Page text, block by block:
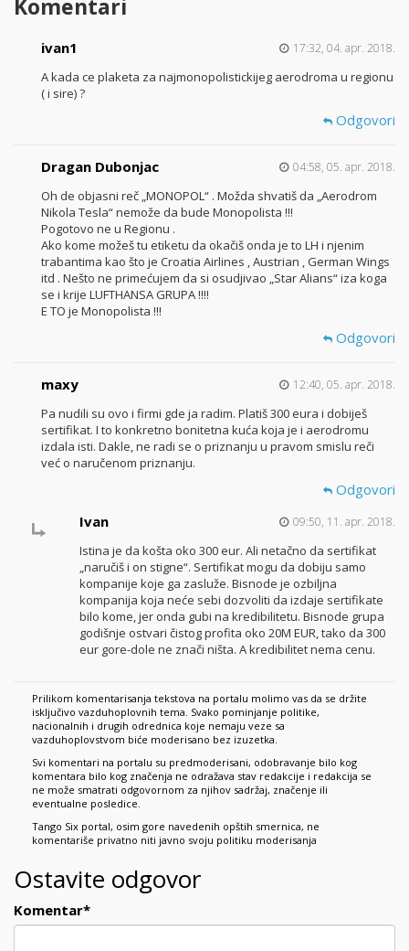
Komentari
ivan1 17:32, 04. apr. 2018.
A kada ce plaketa za najmonopolistickijeg aerodroma u regionu
( i sire) ?
Odgovori
Dragan Dubonjac 04:58, 05. apr. 2018.
Oh de objasni reč „MONOPOL“ . Možda shvatiš da „Aerodrom
Nikola Tesla“ nemože da bude Monopolista !!!
Pogotovo ne u Regionu .
Ako kome možeš tu etiketu da okačiš onda je to LH i njenim
trabantima kao što je Croatia Airlines , Austrian , German Wings
itd . Nešto ne primećujem da si osudjivao „Star Alians“ iza koga
se i krije LUFTHANSA GRUPA !!!!
E TO je Monopolista !!!
Odgovori
maxy 12:40, 05. apr. 2018.
Pa nudili su ovo i firmi gde ja radim. Platiš 300 eura i dobiješ
sertifikat. I to konkretno bonitetna kuća koja je i aerodromu
izdala isti. Dakle, ne radi se o priznanju u pravom smislu reči
već o naručenom priznanju.
Odgovori
Ivan
09:50, 11. apr. 2018.
Istina je da košta oko 300 eur. Ali netačno da sertifikat
„naručiš i on stigne“. Sertifikat mogu da dobiju samo
kompanije koje ga zasluže. Bisnode je ozbiljna
kompanija koja neće sebi dozvoliti da izdaje sertifikate
bilo kome, jer onda gubi na kredibilitetu. Bisnode grupa
godišnje ostvari čistog profita oko 20M EUR, tako da 300
eur gore-dole ne znači ništa. A kredibilitet nema cenu.
Prilikom komentarisanja tekstova na portalu molimo vas da se držite
isključivo vazduhoplovnih tema. Svako pominjanje politike,
nacionalnih i drugih odrednica koje nemaju veze sa
vazduhoplovstvom biće moderisano bez izuzetka.
Svi komentari na portalu su predmoderisani, odobravanje bilo kog
komentara bilo kog značenja ne odražava stav redakcije i redakcija se
ne može smatrati odgovornom za njihov sadržaj, značenje ili
eventualne posledice.
Tango Six portal, osim gore navedenih opštih smernica, ne
komentariše privatno niti javno svoju politiku moderisanja
Ostavite odgovor
Komentar*